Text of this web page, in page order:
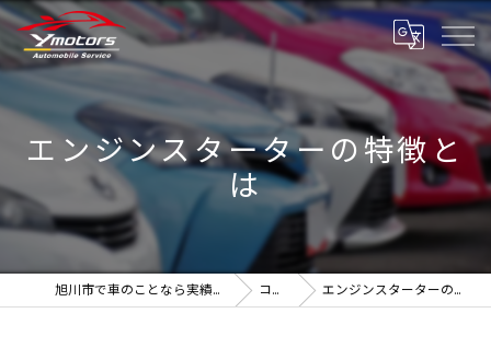
エンジンスターターの特徴と
は
旭川市で車のことなら実績のYmotors コラム エンジンスターターの特徴とは